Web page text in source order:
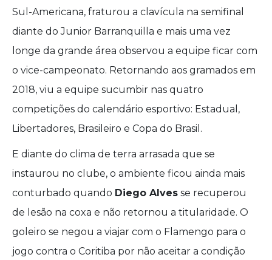
Sul-Americana, fraturou a clavícula na semifinal
diante do Junior Barranquilla e mais uma vez
longe da grande área observou a equipe ficar com
o vice-campeonato. Retornando aos gramados em
2018, viu a equipe sucumbir nas quatro
competições do calendário esportivo: Estadual,
Libertadores, Brasileiro e Copa do Brasil.
E diante do clima de terra arrasada que se
instaurou no clube, o ambiente ficou ainda mais
conturbado quando Diego Alves se recuperou
de lesão na coxa e não retornou a titularidade. O
goleiro se negou a viajar com o Flamengo para o
jogo contra o Coritiba por não aceitar a condição